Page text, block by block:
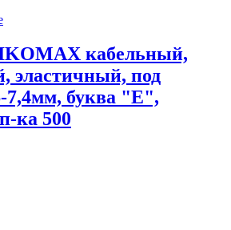
кабельный,
эластичный, под
7,4мм, буква "E",
ка 500